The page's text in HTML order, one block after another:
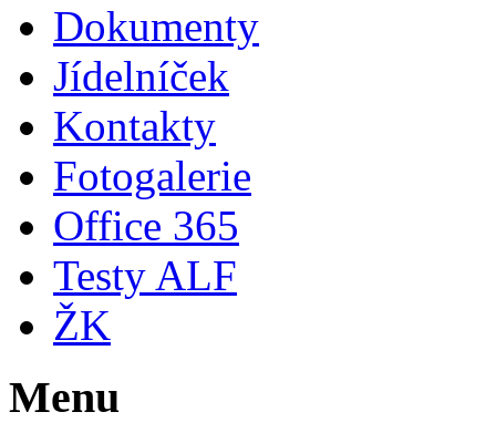
Dokumenty
Jídelníček
Kontakty
Fotogalerie
Office 365
Testy ALF
ŽK
Menu